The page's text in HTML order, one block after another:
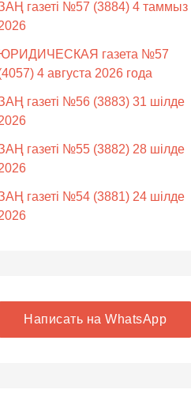
газеті №57 (3884) 4 таммыз
ЮРИДИЧЕСКАЯ газета №57
4 августа 2026 года
газеті №56 (3883) 31 шілде
газеті №55 (3882) 28 шілде
газеті №54 (3881) 24 шілде
Написать на WhatsApp